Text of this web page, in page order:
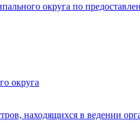
округа по
округа
находящихся в ведении